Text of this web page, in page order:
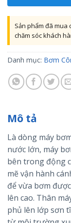
Sản phẩm đã mua
chăm sóc khách
Danh mục: Bơm
Mô tả
Là dòng máy
nước lớn, máy
bên trong động
mẽ vận hành
để vừa bơm
lên cao. Thân
phủ lên lớp sơn